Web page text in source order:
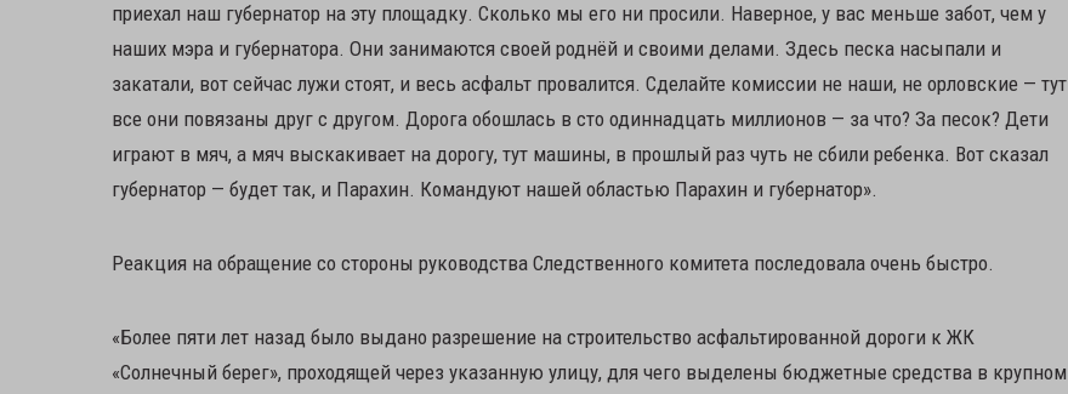
приехал наш губернатор на эту площадку. Сколько мы его ни просили. Наверное, у вас меньше забот, чем у
наших мэра и губернатора. Они занимаются своей роднёй и своими делами. Здесь песка насыпали и
закатали, вот сейчас лужи стоят, и весь асфальт провалится. Сделайте комиссии не наши, не орловские — тут
все они повязаны друг с другом. Дорога обошлась в сто одиннадцать миллионов — за что? За песок? Дети
играют в мяч, а мяч выскакивает на дорогу, тут машины, в прошлый раз чуть не сбили ребенка. Вот сказал
губернатор — будет так, и Парахин. Командуют нашей областью Парахин и губернатор».
Реакция на обращение со стороны руководства Следственного комитета последовала очень быстро.
«Более пяти лет назад было выдано разрешение на строительство асфальтированной дороги к ЖК
«Солнечный берег», проходящей через указанную улицу, для чего выделены бюджетные средства в крупном